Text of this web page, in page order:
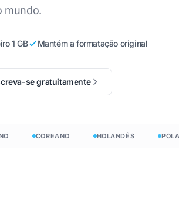
Files
Contagem de palavras do
InDesign
Contagem de arquivos do
mundo.
1 GB Mantém a formatação original
se gratuitamente
COREANO HOLANDÊS POLACO